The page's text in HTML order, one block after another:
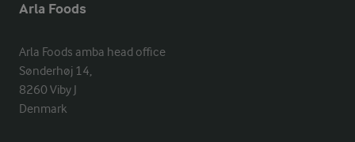
Arla Foods
Arla Foods amba head office
Sønderhøj 14,
8260 Viby J
Denmark